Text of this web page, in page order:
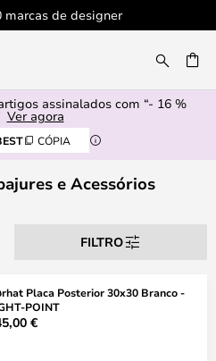
marcas de designer
assinalados com “- 16 %
Ver agora
CÓPIA
e Acessórios
FILTRO
Placa Posterior 30x30 Branco -
POINT
€